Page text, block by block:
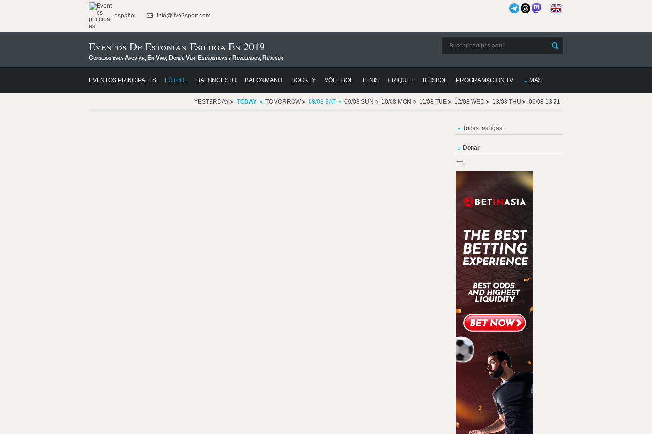
español info@live2sport.com
Eventos De Estonian Esiliiga En 2019
Consejos para Apostar, En Vivo, Dónde Ver, Estadísticas y Resultados, Resumen
EVENTOS PRINCIPALES FÚTBOL BALONCESTO BALONMANO HOCKEY VÓLEIBOL TENIS CRÍQUET BÉISBOL PROGRAMACIÓN TV MÁS
YESTERDAY TODAY TOMORROW 08/08 SAT 09/08 SUN 10/08 MON 11/08 TUE 12/08 WED 13/08 THU 06/08 13:21
Todas las ligas
Donar